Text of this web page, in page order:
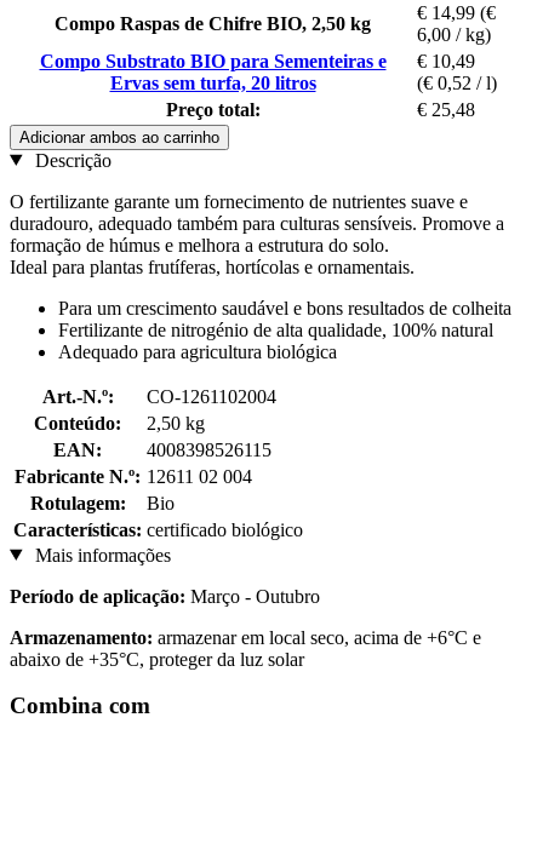
Compo Raspas de Chifre BIO, 2,50 kg
€ 14,99 (€
6,00 / kg)
Compo Substrato BIO para Sementeiras e
Ervas sem turfa, 20 litros
€ 10,49
(€ 0,52 / l)
Preço total:
€ 25,48
Adicionar ambos ao carrinho
Descrição
O fertilizante garante um fornecimento de nutrientes suave e
duradouro, adequado também para culturas sensíveis. Promove a
formação de húmus e melhora a estrutura do solo.
Ideal para plantas frutíferas, hortícolas e ornamentais.
Para um crescimento saudável e bons resultados de colheita
Fertilizante de nitrogénio de alta qualidade, 100% natural
Adequado para agricultura biológica
Art.-N.º:
CO-1261102004
Conteúdo:
2,50 kg
EAN:
4008398526115
Fabricante N.º: 12611 02 004
Rotulagem:
Bio
Características: certificado biológico
Mais informações
Período de aplicação: Março - Outubro
Armazenamento: armazenar em local seco, acima de +6°C e
abaixo de +35°C, proteger da luz solar
Combina com